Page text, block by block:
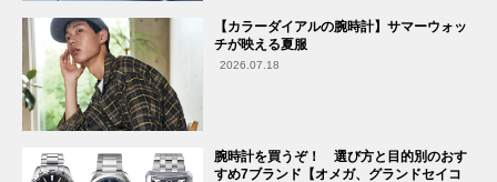
【カラーダイアルの腕時計】サマーウォッ
チが映える夏服
2026.07.18
腕時計を買うぞ！ 選び方と目的別のおす
すめ7ブランド【オメガ、グランドセイコ